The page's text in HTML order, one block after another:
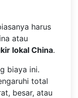
harus
atau
lokal China.
biaya ini.
total
besar, atau